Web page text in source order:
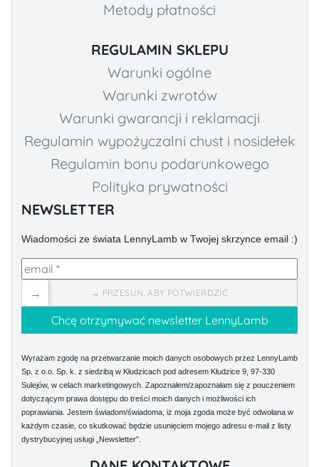
Metody płatności
REGULAMIN SKLEPU
Warunki ogólne
Warunki zwrotów
Warunki gwarancji i reklamacji
Regulamin wypożyczalni chust i nosidełek
Regulamin bonu podarunkowego
Polityka prywatności
NEWSLETTER
Wiadomości ze świata LennyLamb w Twojej skrzynce email :)
→ PRZESUŃ, ABY POTWIERDZIĆ
→
Wyrażam zgodę na przetwarzanie moich danych osobowych przez LennyLamb
Sp. z o.o. Sp. k. z siedzibą w Kłudzicach pod adresem Kłudzice 9, 97-330
Sulejów, w celach marketingowych. Zapoznałem/zapoznałam się z pouczeniem
dotyczącym prawa dostępu do treści moich danych i możliwości ich
poprawiania. Jestem świadom/świadoma, iż moja zgoda może być odwołana w
każdym czasie, co skutkować będzie usunięciem mojego adresu e-mail z listy
dystrybucyjnej usługi „Newsletter”.